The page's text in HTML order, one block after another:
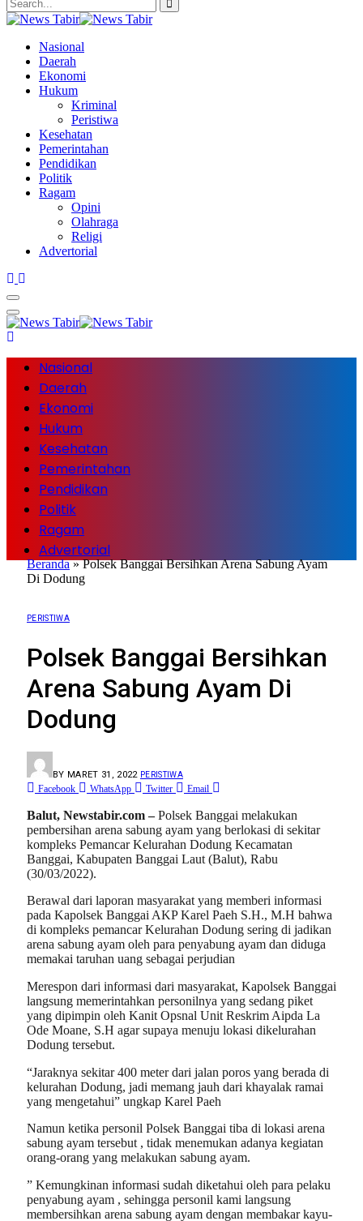
Nasional
Daerah
Ekonomi
Hukum
Kriminal
Peristiwa
Kesehatan
Pemerintahan
Pendidikan
Politik
Ragam
Opini
Olahraga
Religi
Advertorial
Nasional
Daerah
Ekonomi
Hukum
Kesehatan
Pemerintahan
Pendidikan
Politik
Ragam
Advertorial
Beranda»Polsek Banggai Bersihkan Arena Sabung Ayam
Di Dodung
PERISTIWA
Polsek Banggai Bersihkan
Arena Sabung Ayam Di
Dodung
BY MARET 31, 2022 PERISTIWA
Facebook WhatsApp Twitter Email
Balut, Newstabir.com –Polsek Banggai melakukan
pembersihan arena sabung ayam yang berlokasi di sekitar
kompleks Pemancar Kelurahan Dodung Kecamatan
Banggai, Kabupaten Banggai Laut (Balut), Rabu
(30/03/2022).
Berawal dari laporan masyarakat yang memberi informasi
pada Kapolsek Banggai AKP Karel Paeh S.H., M.H bahwa
di kompleks pemancar Kelurahan Dodung sering di jadikan
arena sabung ayam oleh para penyabung ayam dan diduga
memakai taruhan uang sebagai perjudian
Merespon dari informasi dari masyarakat, Kapolsek Banggai
langsung memerintahkan personilnya yang sedang piket
yang dipimpin oleh Kanit Opsnal Unit Reskrim Aipda La
Ode Moane, S.H agar supaya menuju lokasi dikelurahan
Dodung tersebut.
“Jaraknya sekitar 400 meter dari jalan poros yang berada di
kelurahan Dodung, jadi memang jauh dari khayalak ramai
yang mengetahui” ungkap Karel Paeh
Namun ketika personil Polsek Banggai tiba di lokasi arena
sabung ayam tersebut , tidak menemukan adanya kegiatan
orang-orang yang melakukan sabung ayam.
” Kemungkinan informasi sudah diketahui oleh para pelaku
penyabung ayam , sehingga personil kami langsung
membersihkan arena sabung ayam dengan membakar kayu-